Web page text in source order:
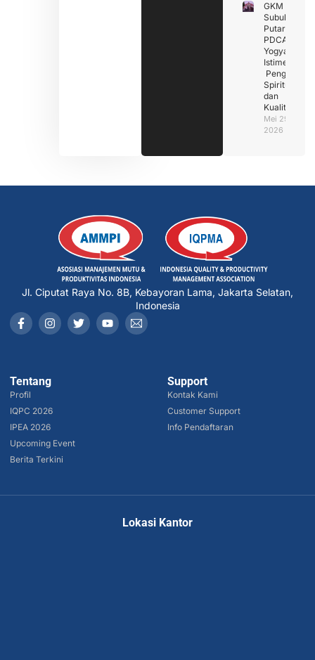
GKM
Subuhan
Putar
PDCA Di
Yogyakarta
Istimewa :
Penguatan
Spiritualitas
dan
Kualitas
Mei 29,
2026
Jl. Ciputat Raya No. 8B, Kebayoran Lama, Jakarta Selatan,
Indonesia
Tentang
Profil
IQPC 2026
IPEA 2026
Upcoming Event
Berita Terkini
Support
Kontak Kami
Customer Support
Info Pendaftaran
Lokasi Kantor